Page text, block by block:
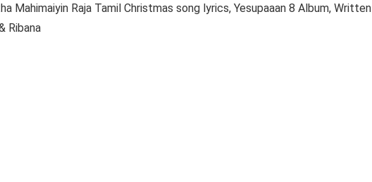
Mahimaiyin Raja Tamil Christmas song lyrics, Yesupaaan 8 Album, Written
Ribana